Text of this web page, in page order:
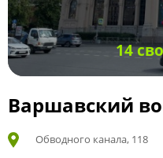
14
Варшавский
Обводного канала, 118